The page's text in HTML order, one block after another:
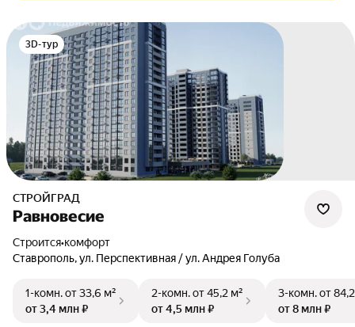
3D-тур
СТРОЙГРАД
Равновесие
Строится•комфорт
Ставрополь,ул. Перспективная / ул. Андрея Голуба
1-комн.от 33,6 м²
от 3,4 млн ₽
2-комн.от 45,2 м²
от 4,5 млн ₽
3-комн.от
от 8 млн ₽